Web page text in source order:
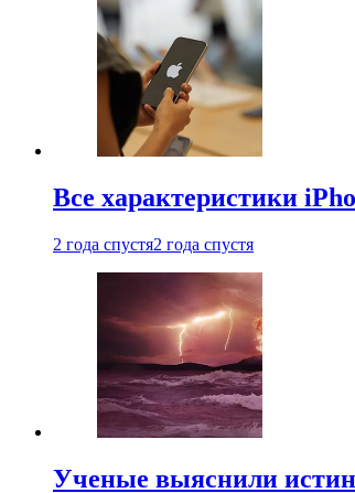
Все характеристики
2 года спустя2 года спустя
Ученые выяснили